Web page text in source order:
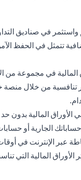
واستثمر في صناديق
تتمثل في الحفظ
المالية في مجموعة من
تنافسية من خلال
المالية بدون حد
الجارية أو
عبر الإنترنت في
الأوراق المالية التي